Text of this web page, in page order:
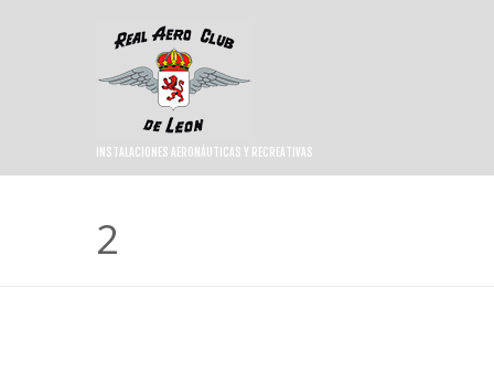
INSTALACIONES AERONÁUTICAS Y RECREATIVAS
2